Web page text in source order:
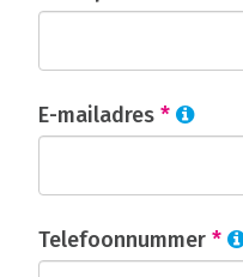
E-mailadres *
Telefoonnummer *